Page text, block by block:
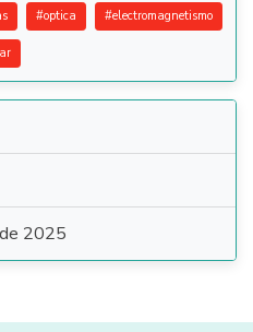
#optica #electromagnetismo
2025